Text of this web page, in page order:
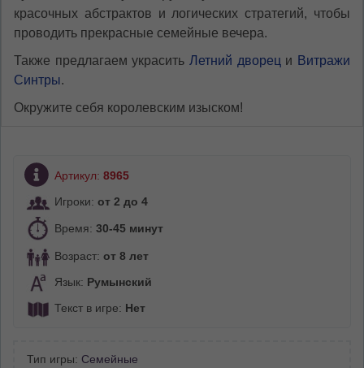
красочных абстрактов и логических стратегий, чтобы
проводить прекрасные семейные вечера.
Также предлагаем украсить Летний дворец и Витражи
Синтры.
Окружите себя королевским изыском!
Артикул: 8965
Игроки: от 2 до 4
Время: 30-45 минут
Возраст: от 8 лет
Язык: Румынский
Текст в игре: Нет
Тип игры: Семейные